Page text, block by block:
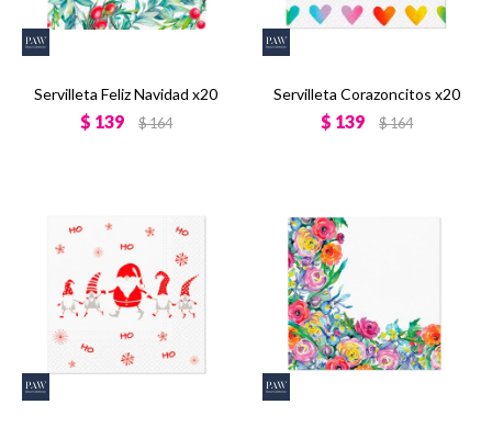
Servilleta Feliz Navidad x20
$ 139 $164
Servilleta Corazoncitos x20
$ 139 $164